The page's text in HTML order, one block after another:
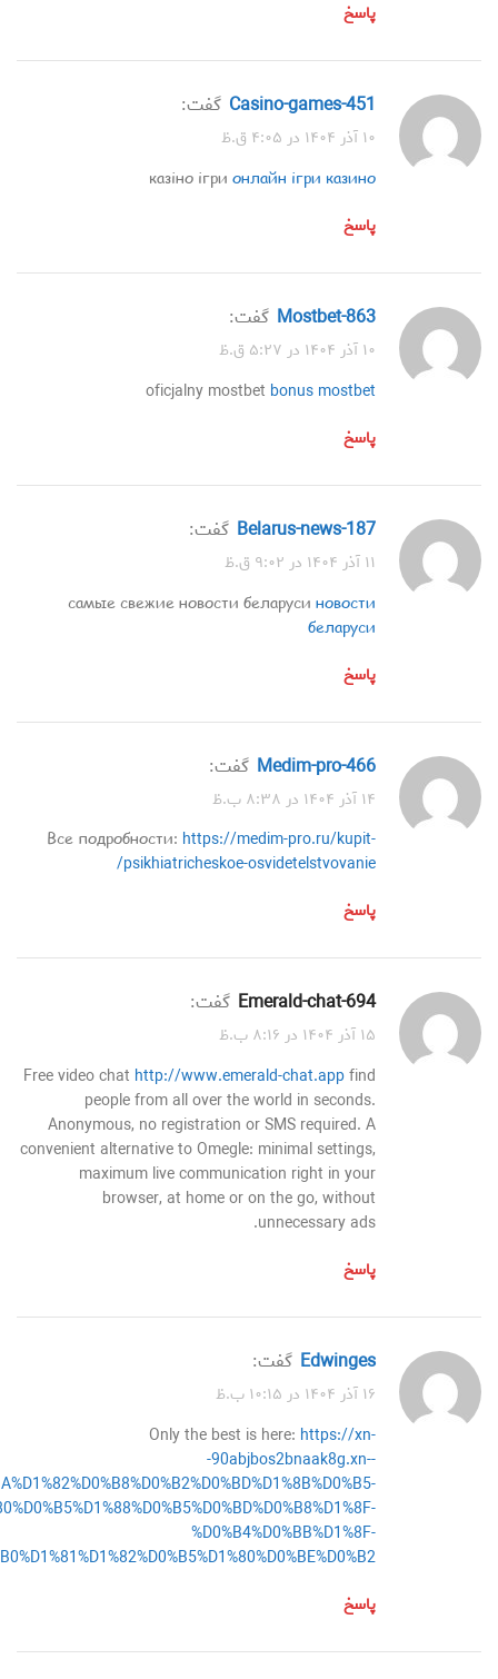
پاسخ
casino-games-451 گفت:
۱۰ آذر ۱۴۰۴ در ۴:۰۵ ق.ظ
казіно ігри онлайн ігри казино
پاسخ
mostbet-863 گفت:
۱۰ آذر ۱۴۰۴ در ۵:۲۷ ق.ظ
oficjalny mostbet bonus mostbet
پاسخ
belarus-news-187 گفت:
۱۱ آذر ۱۴۰۴ در ۹:۰۲ ق.ظ
самые свежие новости беларуси новости
беларуси
پاسخ
medim-pro-466 گفت:
۱۴ آذر ۱۴۰۴ در ۸:۳۸ ب.ظ
Все подробности: https://medim-pro.ru/kupit-
psikhiatricheskoe-osvidetelstvovanie/
پاسخ
emerald-chat-694 گفت:
۱۵ آذر ۱۴۰۴ در ۸:۱۶ ب.ظ
Free video chat http://www.emerald-chat.appfind
people from all over the world in seconds.
Anonymous, no registration or SMS required. A
convenient alternative to Omegle: minimal settings,
maximum live communication right in your
browser, at home or on the go, without
unnecessary ads.
پاسخ
Edwinges گفت:
۱۶ آذر ۱۴۰۴ در ۱۰:۱۵ ب.ظ
Only the best is here: https://xn-
-90abjbos2bnaak8g.xn--
%D0%B4%D0%BB%D1%8F-
پاسخ